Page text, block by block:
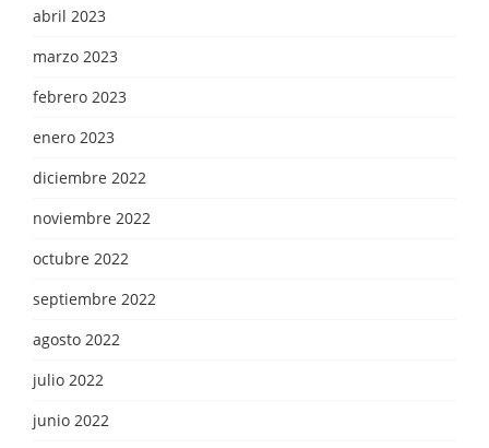
abril 2023
marzo 2023
febrero 2023
enero 2023
diciembre 2022
noviembre 2022
octubre 2022
septiembre 2022
agosto 2022
julio 2022
junio 2022